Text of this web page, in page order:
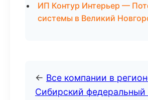
ИП Контур Интерьер —
системы в Великий
← Все компании в
Сибирский федеральный